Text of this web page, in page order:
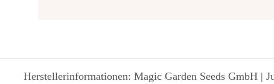
Herstellerinformationen: Magic Garden Seeds GmbH |